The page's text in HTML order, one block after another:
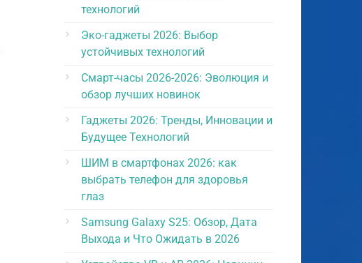
технологий
Эко-гаджеты 2026: Выбор
устойчивых технологий
Смарт-часы 2026-2026: Эволюция и
обзор лучших новинок
Гаджеты 2026: Тренды, Инновации и
Будущее Технологий
ШИМ в смартфонах 2026: как
выбрать телефон для здоровья
глаз
Samsung Galaxy S25: Обзор, Дата
Выхода и Что Ожидать в 2026